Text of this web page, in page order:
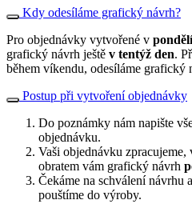
Kdy odesíláme grafický návrh?
Pro objednávky vytvořené v
grafický návrh ještě v tentýž den.
během víkendu, odesíláme grafický
Postup při vytvoření objednávky
Do poznámky nám napište
objednávku.
Vaši objednávku
obratem vám grafický návrh
Čekáme na schválení návrhu
pouštíme do výroby.